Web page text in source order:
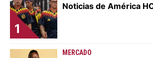
1
Noticias de América
MERCADO